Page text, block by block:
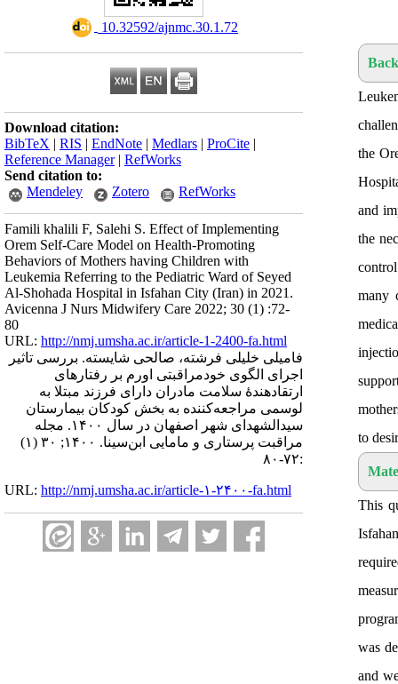
‎ 10.32592/ajnmc.30.1.72
Download citation:
BibTeX | RIS | EndNote | Medlars | ProCite |
Reference Manager| RefWorks
Send citation to:
Mendeley
Zotero RefWorks
Famili khalili F, Salehi S. Effect of Implementing
Orem Self-Care Model on Health-Promoting
Behaviors of Mothers having Children with
Leukemia Referring to the Pediatric Ward of Seyed
Al-Shohada Hospital in Isfahan City (Iran) in 2021.
Avicenna J Nurs Midwifery Care 2022; 30 (1) :72-
80
URL: http://nmj.umsha.ac.ir/article-1-2400-fa.html
فامیلی خلیلی فرشته، صالحی شایسته. بررسی تاثیر
اجرای الگوی خودمراقبتی اورم بر رفتار‌های
ارتقادهندۀ سلامت مادران دارای فرزند مبتلا به
لوسمی مراجعه‌کننده به بخش کودکان بیمارستان
سیدالشهدای شهر اصفهان در سال ۱۴۰۰. مجله
مراقبت پرستاری و مامایی ابن‌سینا. ۱۴۰۰; ۳۰ (۱)
:۷۲-۸۰
URL: http://nmj.umsha.ac.ir/article-۱-۲۴۰۰-fa.html
the
and
the
many
to
This
was
and